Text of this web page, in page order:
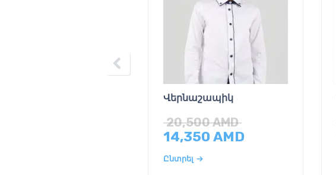
Վերնաշապիկ
20,500AMD
14,350 AMD
Ընտրել